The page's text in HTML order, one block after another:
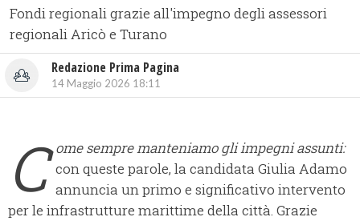
Fondi regionali grazie all'impegno degli assessori
regionali Aricò e Turano
Redazione Prima Pagina
14 Maggio 2026 18:11
C ome sempre manteniamo gli impegni assunti:
con queste parole, la candidata Giulia Adamo
annuncia un primo e significativo intervento
per le infrastrutture marittime della città. Grazie